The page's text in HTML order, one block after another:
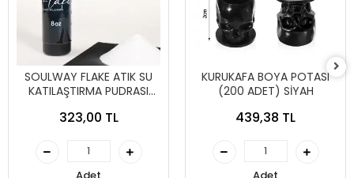
SOULWAY FLAKE ATIK SU
KATILAŞTIRMA PUDRASI
323,00 TL
KURUKAFA BOYA POTASI
(200 ADET) SİYAH
439,38 TL